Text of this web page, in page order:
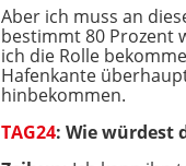
Aber ich muss an
bestimmt 80 Prozent
ich die Rolle
Hafenkante
hinbekommen.
TAG24: Wie würdest